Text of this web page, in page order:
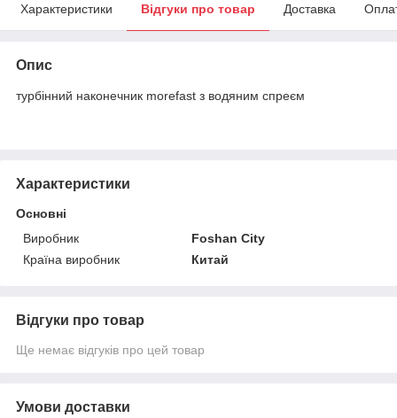
Характеристики Відгуки про товар Доставка
Опис
турбінний наконечник morefast з водяним спреєм
Характеристики
Основні
Виробник
Foshan City
Країна виробник
Китай
Відгуки про товар
Ще немає відгуків про цей товар
Умови доставки